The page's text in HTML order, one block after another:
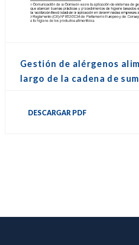
Gestión de alérgenos
largo de la cadena de
DESCARGAR PDF